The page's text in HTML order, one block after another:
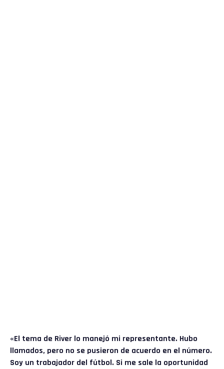
«El tema de River lo manejó mi representante. Hubo
llamados, pero no se pusieron de acuerdo en el número.
Soy un trabajador del fútbol. Si me sale la oportunidad